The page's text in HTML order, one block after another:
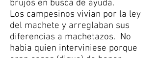
brujos en busca de ayuda.
Los campesinos vivian por la ley
del machete y arreglaban sus
diferencias a machetazos. No
habia quien interviniese porque